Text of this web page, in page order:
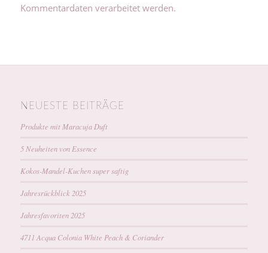
Kommentardaten verarbeitet werden.
NEUESTE BEITRÄGE
Produkte mit Maracuja Duft
5 Neuheiten von Essence
Kokos-Mandel-Kuchen super saftig
Jahresrückblick 2025
Jahresfavoriten 2025
4711 Acqua Colonia White Peach & Coriander